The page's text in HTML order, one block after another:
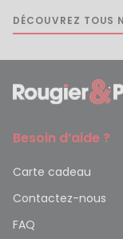
DÉCOUVREZ TOUS
Besoin d’aide ?
Carte cadeau
Contactez-nous
FAQ